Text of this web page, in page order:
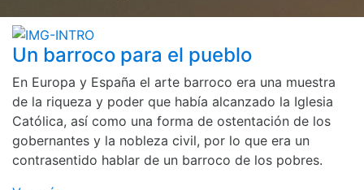
Un barroco para el pueblo
En Europa y España el arte barroco era una muestra
de la riqueza y poder que había alcanzado la Iglesia
Católica, así como una forma de ostentación de los
gobernantes y la nobleza civil, por lo que era un
contrasentido hablar de un barroco de los pobres.